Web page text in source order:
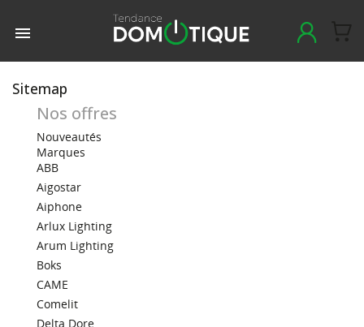

Sitemap
Nos offres
Nouveautés
Marques
ABB
Aigostar
Aiphone
Arlux Lighting
Arum Lighting
Boks
CAME
Comelit
Delta Dore